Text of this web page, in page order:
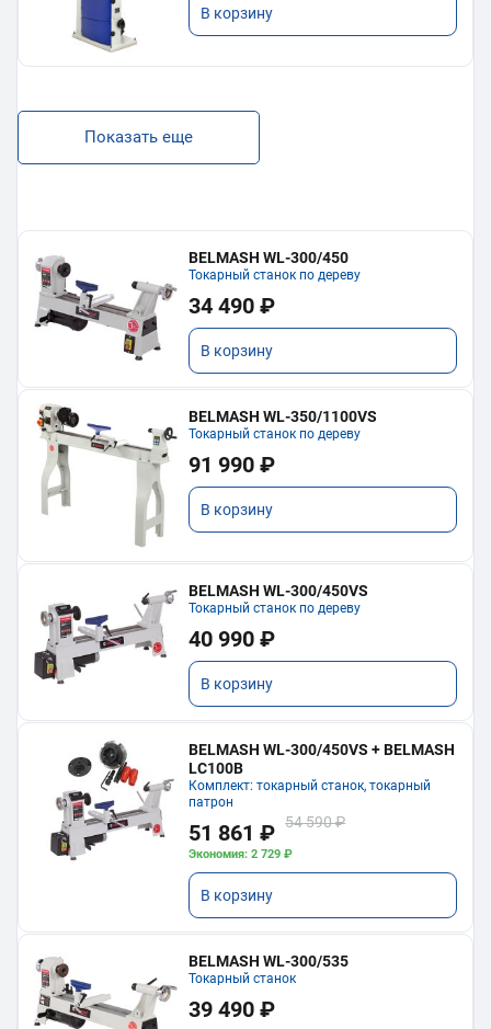
В корзину
Показать еще
BELMASH WL-300/450
Токарный станок по дереву
34 490 ₽
В корзину
BELMASH WL-350/1100VS
Токарный станок по дереву
91 990 ₽
В корзину
BELMASH WL-300/450VS
Токарный станок по дереву
40 990 ₽
В корзину
BELMASH WL-300/450VS + BELMASH
LC100B
Комплект: токарный станок, токарный
патрон
51 861 ₽ 54 590 ₽
Экономия: 2 729 ₽
В корзину
BELMASH WL-300/535
Токарный станок
39 490 ₽